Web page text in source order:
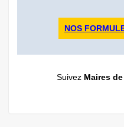
NOS
Suivez Maires